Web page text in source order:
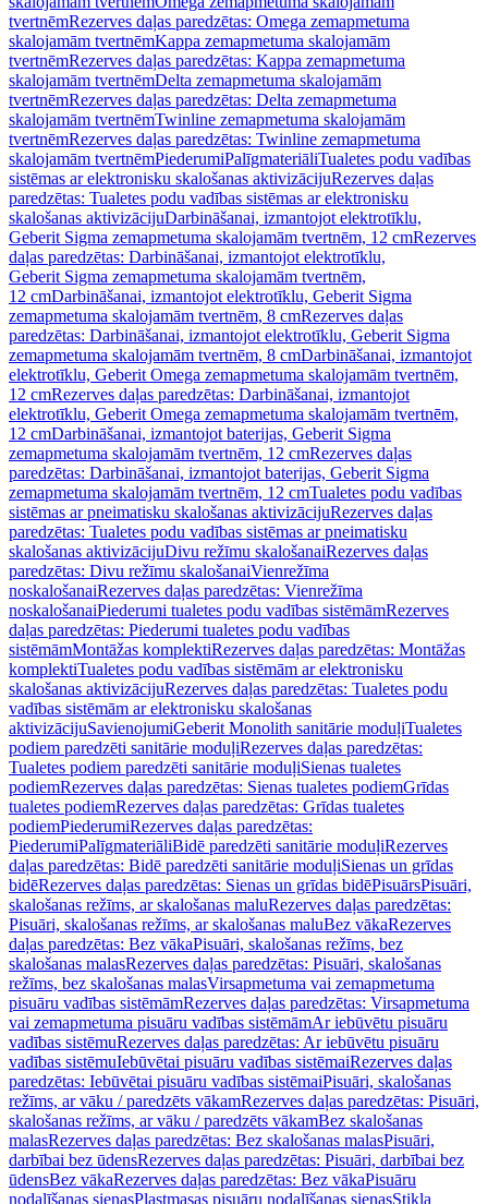
tvertnēmRezerves daļas paredzētas: Omega zemapmetuma
skalojamām tvertnēmKappa zemapmetuma skalojamām
tvertnēmRezerves daļas paredzētas: Kappa zemapmetuma
skalojamām tvertnēmDelta zemapmetuma skalojamām
tvertnēmRezerves daļas paredzētas: Delta zemapmetuma
skalojamām tvertnēmTwinline zemapmetuma skalojamām
tvertnēmRezerves daļas paredzētas: Twinline zemapmetuma
skalojamām tvertnēmPiederumiPalīgmateriāliTualetes podu vadības
sistēmas ar elektronisku skalošanas aktivizācijuRezerves daļas
paredzētas: Tualetes podu vadības sistēmas ar elektronisku
skalošanas aktivizācijuDarbināšanai, izmantojot elektrotīklu,
Geberit Sigma zemapmetuma skalojamām tvertnēm, 12 cmRezerves
daļas paredzētas: Darbināšanai, izmantojot elektrotīklu,
Geberit Sigma zemapmetuma skalojamām tvertnēm,
12 cmDarbināšanai, izmantojot elektrotīklu, Geberit Sigma
zemapmetuma skalojamām tvertnēm, 8 cmRezerves daļas
paredzētas: Darbināšanai, izmantojot elektrotīklu, Geberit Sigma
zemapmetuma skalojamām tvertnēm, 8 cmDarbināšanai, izmantojot
elektrotīklu, Geberit Omega zemapmetuma skalojamām tvertnēm,
12 cmRezerves daļas paredzētas: Darbināšanai, izmantojot
elektrotīklu, Geberit Omega zemapmetuma skalojamām tvertnēm,
12 cmDarbināšanai, izmantojot baterijas, Geberit Sigma
zemapmetuma skalojamām tvertnēm, 12 cmRezerves daļas
paredzētas: Darbināšanai, izmantojot baterijas, Geberit Sigma
zemapmetuma skalojamām tvertnēm, 12 cmTualetes podu vadības
sistēmas ar pneimatisku skalošanas aktivizācijuRezerves daļas
paredzētas: Tualetes podu vadības sistēmas ar pneimatisku
skalošanas aktivizācijuDivu režīmu skalošanaiRezerves daļas
paredzētas: Divu režīmu skalošanaiVienrežīma
noskalošanaiRezerves daļas paredzētas: Vienrežīma
noskalošanaiPiederumi tualetes podu vadības sistēmāmRezerves
daļas paredzētas: Piederumi tualetes podu vadības
sistēmāmMontāžas komplektiRezerves daļas paredzētas: Montāžas
komplektiTualetes podu vadības sistēmām ar elektronisku
skalošanas aktivizācijuRezerves daļas paredzētas: Tualetes podu
vadības sistēmām ar elektronisku skalošanas
aktivizācijuSavienojumiGeberit Monolith sanitārie moduļiTualetes
podiem paredzēti sanitārie moduļiRezerves daļas paredzētas:
Tualetes podiem paredzēti sanitārie moduļiSienas tualetes
podiemRezerves daļas paredzētas: Sienas tualetes podiemGrīdas
tualetes podiemRezerves daļas paredzētas: Grīdas tualetes
podiemPiederumiRezerves daļas paredzētas:
PiederumiPalīgmateriāliBidē paredzēti sanitārie moduļiRezerves
daļas paredzētas: Bidē paredzēti sanitārie moduļiSienas un grīdas
bidēRezerves daļas paredzētas: Sienas un grīdas bidēPisuārsPisuāri,
skalošanas režīms, ar skalošanas maluRezerves daļas paredzētas:
Pisuāri, skalošanas režīms, ar skalošanas maluBez vākaRezerves
daļas paredzētas: Bez vākaPisuāri, skalošanas režīms, bez
skalošanas malasRezerves daļas paredzētas: Pisuāri, skalošanas
režīms, bez skalošanas malasVirsapmetuma vai zemapmetuma
pisuāru vadības sistēmāmRezerves daļas paredzētas: Virsapmetuma
vai zemapmetuma pisuāru vadības sistēmāmAr iebūvētu pisuāru
vadības sistēmuRezerves daļas paredzētas: Ar iebūvētu pisuāru
vadības sistēmuIebūvētai pisuāru vadības sistēmaiRezerves daļas
paredzētas: Iebūvētai pisuāru vadības sistēmaiPisuāri, skalošanas
režīms, ar vāku / paredzēts vākamRezerves daļas paredzētas: Pisuāri,
skalošanas režīms, ar vāku / paredzēts vākamBez skalošanas
malasRezerves daļas paredzētas: Bez skalošanas malasPisuāri,
darbībai bez ūdensRezerves daļas paredzētas: Pisuāri, darbībai bez
ūdensBez vākaRezerves daļas paredzētas: Bez vākaPisuāru
nodalīšanas sienasPlastmasas pisuāru nodalīšanas sienasStikla